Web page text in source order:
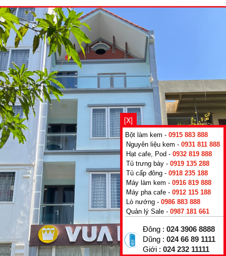
[X]
Bột làm kem - 0915 883 888
Nguyên liệu kem - 0931 811 888
Hạt cafe, Pod - 0932 819 888
Tủ trưng bày - 0919 135 288
Tủ cấp đông - 0918 235 188
Máy làm kem - 0916 819 888
Máy pha cafe - 0912 115 188
Lò nướng - 0986 883 888
Quản lý Sale - 0987 181 661
Đông : 024 3906 8888
Dũng : 024 66 89 1111
Giới : 024 232 11111